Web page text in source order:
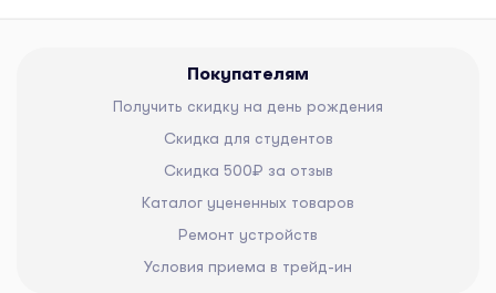
Покупателям
Получить скидку на день рождения
Скидка для студентов
Скидка 500₽ за отзыв
Каталог уцененных товаров
Ремонт устройств
Условия приема в трейд-ин